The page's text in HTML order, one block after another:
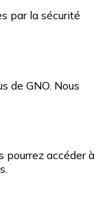
par la sécurité
de GNO. Nous
pourrez accéder à